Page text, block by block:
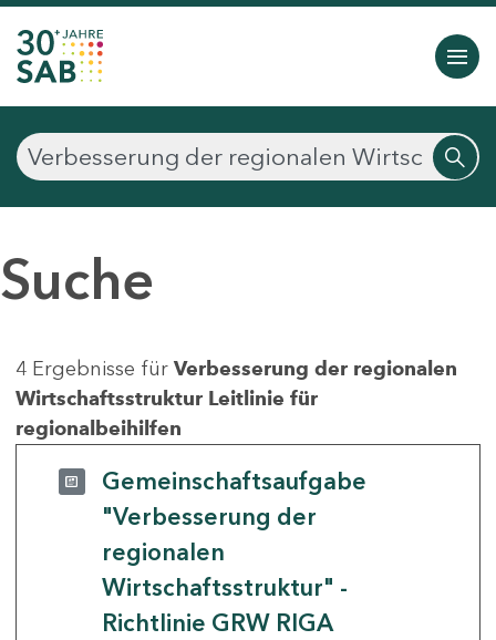
Suche
4 Ergebnisse für Verbesserung der regionalen
Wirtschaftsstruktur Leitlinie für
regionalbeihilfen
Gemeinschaftsaufgabe
"Verbesserung der
regionalen
Wirtschaftsstruktur" -
Richtlinie GRW RIGA